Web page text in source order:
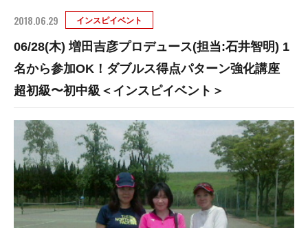
2018.06.29 インスピイベント
06/28(木) 増田吉彦プロデュース(担当:石井智明) 1
名から参加OK！ダブルス得点パターン強化講座
超初級〜初中級＜インスピイベント＞